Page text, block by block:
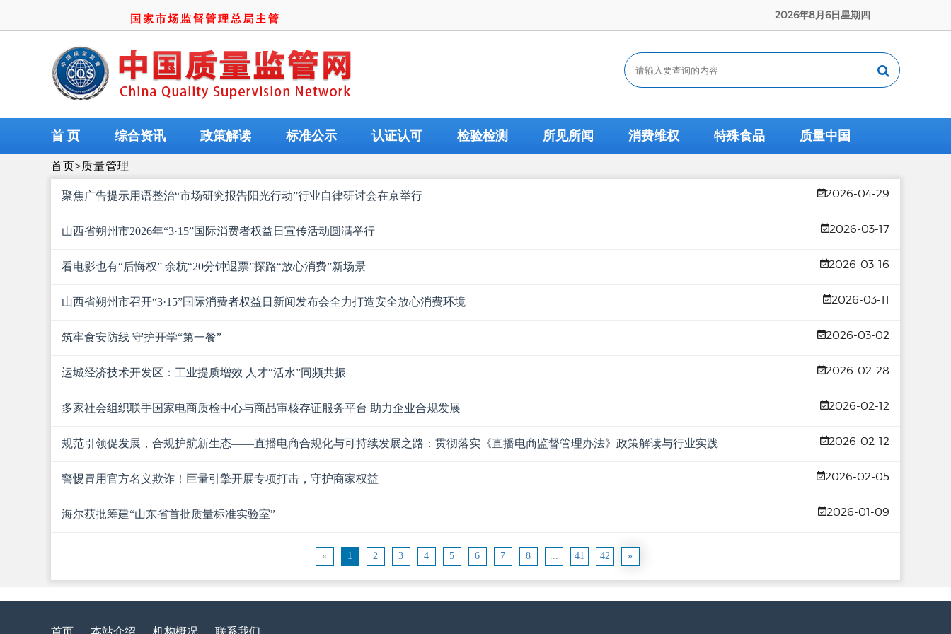
2026年8月6日星期四
首 页 综合资讯 政策解读 标准公示 认证认可 检验检测 所见所闻 消费维权 特殊食品 质量中国
首页>质量管理
聚焦广告提示用语整治“市场研究报告阳光行动”行业自律研讨会在京举行 2026-04-29
山西省朔州市2026年“3·15”国际消费者权益日宣传活动圆满举行 2026-03-17
看电影也有“后悔权” 余杭“20分钟退票”探路“放心消费”新场景 2026-03-16
山西省朔州市召开“3·15”国际消费者权益日新闻发布会全力打造安全放心消费环境 2026-03-11
筑牢食安防线 守护开学“第一餐” 2026-03-02
运城经济技术开发区：工业提质增效 人才“活水”同频共振 2026-02-28
多家社会组织联手国家电商质检中心与商品审核存证服务平台 助力企业合规发展 2026-02-12
规范引领促发展，合规护航新生态——直播电商合规化与可持续发展之路：贯彻落实《直播电商监督管理办法》政策解读与行业实践
2026-02-12
警惕冒用官方名义欺诈！巨量引擎开展专项打击，守护商家权益 2026-02-05
海尔获批筹建“山东省首批质量标准实验室” 2026-01-09
« 1 2 3 4 5 6 7 8 ... 41 42 »